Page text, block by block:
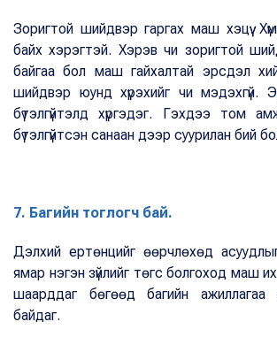
Зоригтой шийдвэр гаргах маш хэцүү.
байх хэрэгтэй. Хэрэв чи зоригтой
байгаа бол маш гайхалтай эрсдэл
шийдвэр юунд хүрэхийг чи мэдэхгүй.
бүтэлгүйтэлд хүргэдэг. Гэхдээ том
бүтэлгүйтсэн санаан дээр суурилан бий
7. Багийн тоглогч бай.
Дэлхий ертөнцийг өөрчлөхөд
ямар нэгэн зүйлийг төгс болгоход маш
шаарддаг бөгөөд багийн ажиллагаа
байдаг.